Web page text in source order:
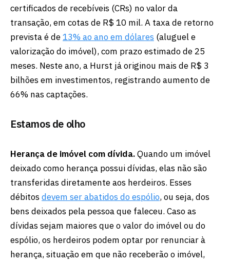
certificados de recebíveis (CRs) no valor da
transação, em cotas de R$ 10 mil. A taxa de retorno
prevista é de13% ao ano em dólares (aluguel e
valorização do imóvel), com prazo estimado de 25
meses. Neste ano, a Hurst já originou mais de R$ 3
bilhões em investimentos, registrando aumento de
66% nas captações.
Estamos de olho
Herança de imóvel com dívida.Quando um imóvel
deixado como herança possui dívidas, elas não são
transferidas diretamente aos herdeiros. Esses
débitosdevem ser abatidos do espólio, ou seja, dos
bens deixados pela pessoa que faleceu. Caso as
dívidas sejam maiores que o valor do imóvel ou do
espólio, os herdeiros podem optar por renunciar à
herança, situação em que não receberão o imóvel,